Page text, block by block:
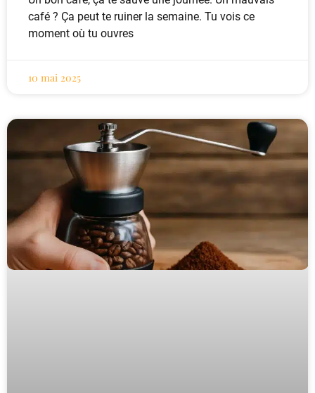
café ? Ça peut te ruiner la semaine. Tu vois ce
moment où tu ouvres
10 mai 2025